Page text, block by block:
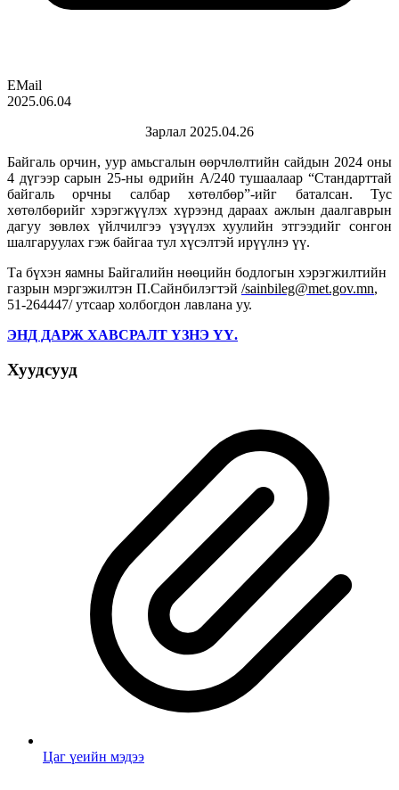
EMail
2025.06.04
Зарлал 2025.04.26
Байгаль орчин, уур амьсгалын өөрчлөлтийн сайдын 2024 оны
4 дүгээр сарын 25-ны өдрийн А/240 тушаалаар “Стандарттай
байгаль орчны салбар хөтөлбөр”-ийг баталсан. Тус
хөтөлбөрийг хэрэгжүүлэх хүрээнд дараах ажлын даалгаврын
дагуу зөвлөх үйлчилгээ үзүүлэх хуулийн этгээдийг сонгон
шалгаруулах гэж байгаа тул хүсэлтэй ирүүлнэ үү.
Та бүхэн яамны Байгалийн нөөцийн бодлогын хэрэгжилтийн
газрын мэргэжилтэн П.Сайнбилэгтэй /sainbileg@met.gov.mn,
51-264447/ утсаар холбогдон лавлана уу.
ЭНД ДАРЖ ХАВСРАЛТ ҮЗНЭ ҮҮ.
Хуудсууд
Цаг үеийн мэдээ